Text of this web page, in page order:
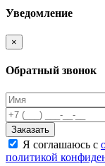
Качалки на
Домики-
ПДД для
Безопасные
Спортивные
Уведомление
×
Обратный звонок
Заказать
Я соглашаюсь с
политикой